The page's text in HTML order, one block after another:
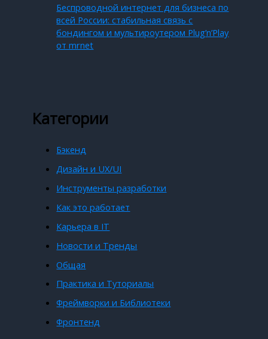
Беспроводной интернет для бизнеса по
всей России: стабильная связь с
бондингом и мультироутером Plug’n’Play
от mrnet
Категории
Бэкенд
Дизайн и UX/UI
Инструменты разработки
Как это работает
Карьера в IT
Новости и Тренды
Общая
Практика и Туториалы
Фреймворки и Библиотеки
Фронтенд